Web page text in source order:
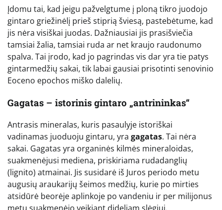
Įdomu tai, kad jeigu pažvelgtume į ploną tikro juodojo
gintaro griežinėlį prieš stiprią šviesą, pastebėtume, kad
jis nėra visiškai juodas. Dažniausiai jis prasišviečia
tamsiai žalia, tamsiai ruda ar net kraujo raudonumo
spalva. Tai įrodo, kad jo pagrindas vis dar yra tie patys
gintarmedžių sakai, tik labai gausiai prisotinti senovinio
Eoceno epochos miško dalelių.
Gagatas – istorinis gintaro „antrininkas“
Antrasis mineralas, kuris pasaulyje istoriškai
vadinamas juoduoju gintaru, yra gagatas. Tai nėra
sakai. Gagatas yra organinės kilmės mineraloidas,
suakmenėjusi mediena, priskiriama rudadanglių
(lignito) atmainai. Jis susidarė iš Juros periodo metu
augusių araukarijų šeimos medžių, kurie po mirties
atsidūrė beorėje aplinkoje po vandeniu ir per milijonus